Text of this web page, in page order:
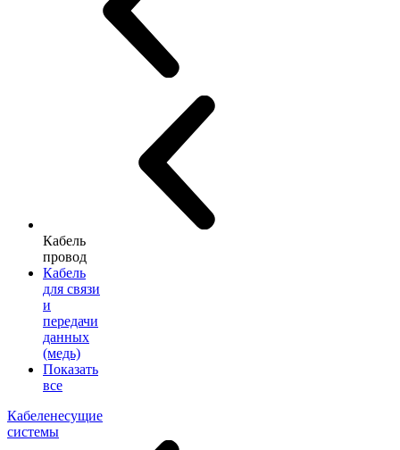
Кабель
провод
Кабель
для связи
и
передачи
данных
(медь)
Показать
все
Кабеленесущие
системы